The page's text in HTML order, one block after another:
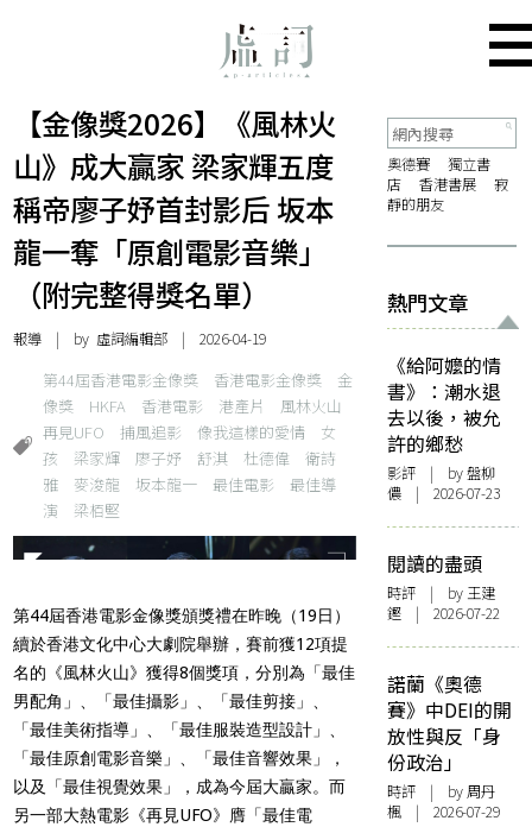
【金像獎2026】《風林火
山》成大贏家 梁家輝五度
稱帝廖子妤首封影后 坂本
龍一奪「原創電影音樂」
（附完整得獎名單）
報導 | by 虛詞編輯部 | 2026-04-19
第44屆香港電影金像獎 香港電影金像獎
金
像獎
HKFA 香港電影 港產片
風林火山
再見UFO
捕風追影 像我這樣的愛情
女
孩
梁家輝 廖子妤 舒淇 杜德偉
衛詩
雅
麥浚龍 坂本龍一 最佳電影
最佳導
演
梁栢堅
第44屆香港電影金像獎頒獎禮在昨晚（19日）
續於香港文化中心大劇院舉辦，賽前獲12項提
名的《風林火山》獲得8個獎項，分別為「最佳
男配角」、「最佳攝影」、「最佳剪接」、
「最佳美術指導」、「最佳服裝造型設計」、
「最佳原創電影音樂」、「最佳音響效果」，
以及「最佳視覺效果」，成為今屆大贏家。而
另一部大熱電影《再見UFO》膺「最佳電
奧德賽
獨立書
店
香港書展
寂
靜的朋友
熱門文章
《給阿嬤的情
書》：潮水退
去以後，被允
許的鄉愁
影評 | by 盤柳
儂 | 2026-07-23
閱讀的盡頭
時評 | by 王建
鏗 | 2026-07-22
諾蘭《奧德
賽》中DEI的開
放性與反「身
份政治」
時評 | by周丹
楓 | 2026-07-29